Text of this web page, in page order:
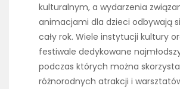
kulturalnym, a wydarzenia
animacjami dla dzieci odbywają
cały rok. Wiele instytucji kultury
festiwale dedykowane
podczas których można
różnorodnych atrakcji i